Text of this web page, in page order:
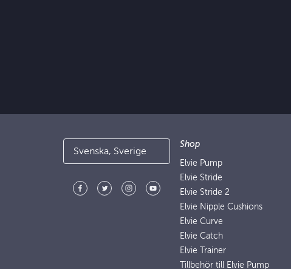
Svenska, Sverige
Shop
Elvie Pump
Elvie Stride
Elvie Stride 2
Elvie Nipple Cushions
Elvie Curve
Elvie Catch
Elvie Trainer
Tillbehör till Elvie Pump